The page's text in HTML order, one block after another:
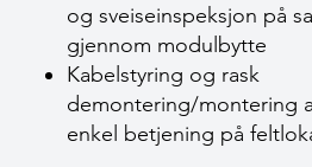
og sveiseinspeksjon på
gjennom modulbytte
Kabelstyring og rask
demontering/montering
enkel betjening på